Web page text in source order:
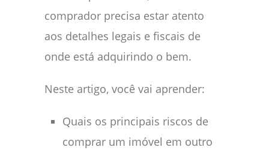
comprador precisa estar atento
aos detalhes legais e fiscais de
onde está adquirindo o bem.
Neste artigo, você vai aprender:
Quais os principais riscos de
comprar um imóvel em outro